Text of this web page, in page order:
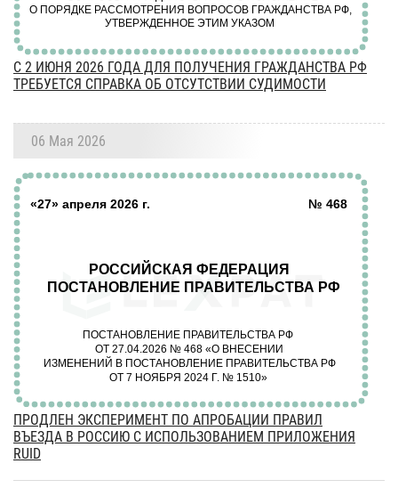
С 2 ИЮНЯ 2026 ГОДА ДЛЯ ПОЛУЧЕНИЯ ГРАЖДАНСТВА РФ
ТРЕБУЕТСЯ СПРАВКА ОБ ОТСУТСТВИИ СУДИМОСТИ
06 Мая 2026
ПРОДЛЕН ЭКСПЕРИМЕНТ ПО АПРОБАЦИИ ПРАВИЛ
ВЪЕЗДА В РОССИЮ С ИСПОЛЬЗОВАНИЕМ ПРИЛОЖЕНИЯ
RUID